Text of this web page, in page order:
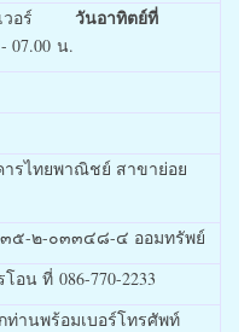
วเวอร์ วันอาทิตย์ที่
น.
รไทยพาณิชย์ สาขาย่อย
๕-๒-๐๓๓๔๘-๔ ออมทรัพย์
น ที่ 086-770-2233
านพร้อมเบอร์โทรศัพท์